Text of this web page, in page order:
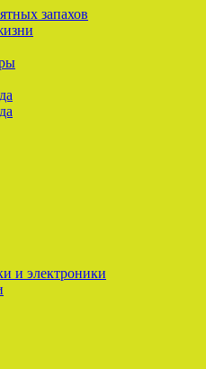
запахов
и электроники